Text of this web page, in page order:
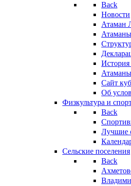
Back
Новости
Атаман
Атаманы
История
Cайт
Об
Физкультура и
Back
Лучшие
Сельские поселения
Back